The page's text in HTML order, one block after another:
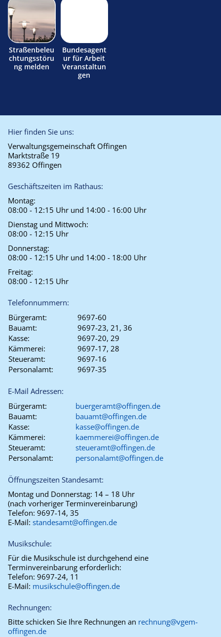
Straßenbeleu
chtungsstöru
ng melden
Bundesagent
ur für Arbeit
Veranstaltun
gen
Hier finden Sie uns:
Verwaltungsgemeinschaft Offingen
Marktstraße 19
89362 Offingen
Geschäftszeiten im Rathaus:
Montag:
08:00 - 12:15 Uhr und 14:00 - 16:00 Uhr
Dienstag und Mittwoch:
08:00 - 12:15 Uhr
Donnerstag:
08:00 - 12:15 Uhr und 14:00 - 18:00 Uhr
Freitag:
08:00 - 12:15 Uhr
Telefonnummern:
Bürgeramt:
9697-60
Bauamt:
9697-23, 21, 36
Kasse:
9697-20, 29
Kämmerei:
9697-17, 28
Steueramt:
9697-16
Personalamt:
9697-35
E-Mail Adressen:
Bürgeramt:
buergeramt@offingen.de
Bauamt:
bauamt@offingen.de
Kasse:
kasse@offingen.de
Kämmerei:
kaemmerei@offingen.de
Steueramt:
steueramt@offingen.de
Personalamt:
personalamt@offingen.de
Öffnungszeiten Standesamt:
Montag und Donnerstag: 14 – 18 Uhr
(nach vorheriger Terminvereinbarung)
Telefon: 9697-14, 35
E-Mail: standesamt@offingen.de
Musikschule:
Für die Musikschule ist durchgehend eine
Terminvereinbarung erforderlich:
Telefon: 9697-24, 11
E-Mail: musikschule@offingen.de
Rechnungen:
Bitte schicken Sie Ihre Rechnungen an rechnung@vgem-
offingen.de